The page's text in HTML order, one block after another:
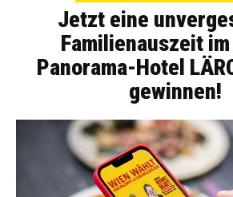
Jetzt eine
Familienauszeit im
Panorama-Hotel
gewinnen!